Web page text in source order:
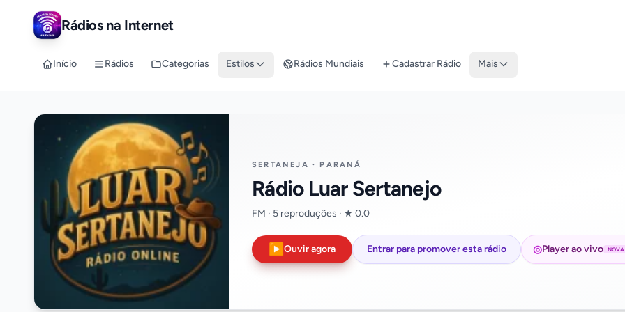
Rádios na Internet
Início Rádios Categorias Estilos Rádios Mundiais Cadastrar Rádio Mais
SERTANEJA · PARANÁ
Rádio Luar Sertanejo
FM · 5 reproduções · ★ 0.0
▶ Ouvir agora Entrar para promover esta rádio ◎Player ao vivo